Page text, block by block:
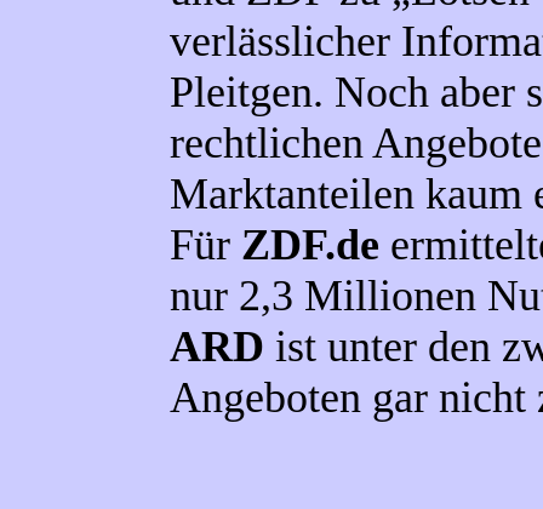
verlässlicher
Pleitgen. Noch aber
rechtlichen
Marktanteilen kaum
Für ZDF.de
nur 2,3 Millionen
ARD ist unter den
Angeboten gar nicht